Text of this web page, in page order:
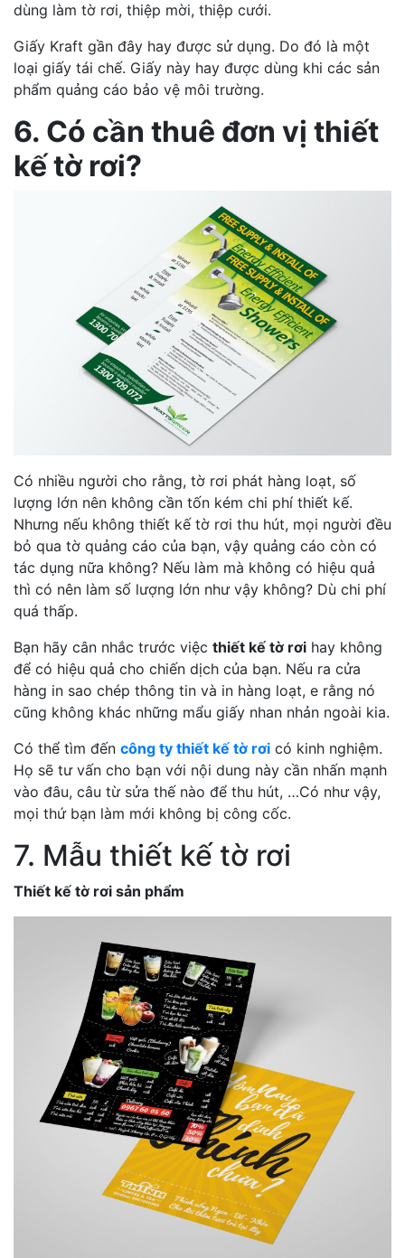
dùng làm tờ rơi, thiệp mời, thiệp cưới.
Giấy Kraft gần đây hay được sử dụng. Do đó là một
loại giấy tái chế. Giấy này hay được dùng khi các sản
phẩm quảng cáo bảo vệ môi trường.
6. Có cần thuê đơn vị thiết
kế tờ rơi?
Có nhiều người cho rằng, tờ rơi phát hàng loạt, số
lượng lớn nên không cần tốn kém chi phí thiết kế.
Nhưng nếu không thiết kế tờ rơi thu hút, mọi người đều
bỏ qua tờ quảng cáo của bạn, vậy quảng cáo còn có
tác dụng nữa không? Nếu làm mà không có hiệu quả
thì có nên làm số lượng lớn như vậy không? Dù chi phí
quá thấp.
Bạn hãy cân nhắc trước việc thiết kế tờ rơi hay không
để có hiệu quả cho chiến dịch của bạn. Nếu ra cửa
hàng in sao chép thông tin và in hàng loạt, e rằng nó
cũng không khác những mẩu giấy nhan nhản ngoài kia.
Có thể tìm đến công ty thiết kế tờ rơi có kinh nghiệm.
Họ sẽ tư vấn cho bạn với nội dung này cần nhấn mạnh
vào đâu, câu từ sửa thế nào để thu hút, …Có như vậy,
mọi thứ bạn làm mới không bị công cốc.
7. Mẫu thiết kế tờ rơi
Thiết kế tờ rơi sản phẩm